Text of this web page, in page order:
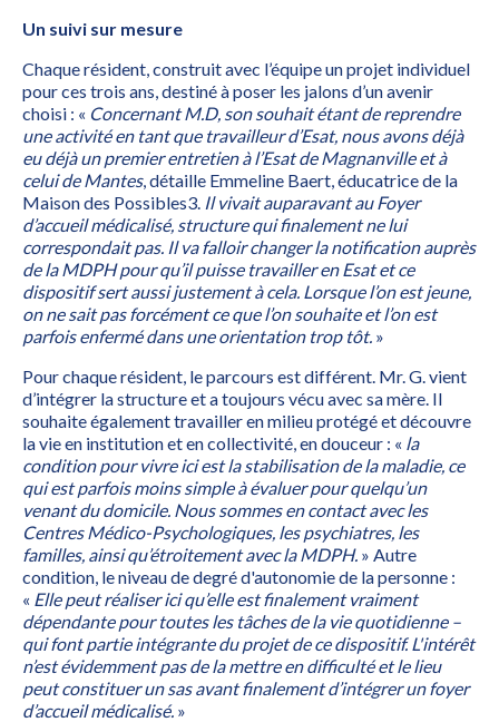
Un suivi sur mesure
Chaque résident, construit avec l’équipe un projet individuel
pour ces trois ans, destiné à poser les jalons d’un avenir
choisi : « Concernant M.D, son souhait étant de reprendre
une activité en tant que travailleur d’Esat, nous avons déjà
eu déjà un premier entretien à l’Esat de Magnanville et à
celui de Mantes, détaille Emmeline Baert, éducatrice de la
Maison des Possibles3. Il vivait auparavant au Foyer
d’accueil médicalisé, structure qui finalement ne lui
correspondait pas. Il va falloir changer la notification auprès
de la MDPH pour qu’il puisse travailler en Esat et ce
dispositif sert aussi justement à cela. Lorsque l’on est jeune,
on ne sait pas forcément ce que l’on souhaite et l’on est
parfois enfermé dans une orientation trop tôt. »
Pour chaque résident, le parcours est différent. Mr. G. vient
d’intégrer la structure et a toujours vécu avec sa mère. Il
souhaite également travailler en milieu protégé et découvre
la vie en institution et en collectivité, en douceur : « la
condition pour vivre ici est la stabilisation de la maladie, ce
qui est parfois moins simple à évaluer pour quelqu’un
venant du domicile. Nous sommes en contact avec les
Centres Médico-Psychologiques, les psychiatres, les
familles, ainsi qu’étroitement avec la MDPH. » Autre
condition, le niveau de degré d'autonomie de la personne :
« Elle peut réaliser ici qu’elle est finalement vraiment
dépendante pour toutes les tâches de la vie quotidienne –
qui font partie intégrante du projet de ce dispositif. L'intérêt
n’est évidemment pas de la mettre en difficulté et le lieu
peut constituer un sas avant finalement d’intégrer un foyer
d’accueil médicalisé. »